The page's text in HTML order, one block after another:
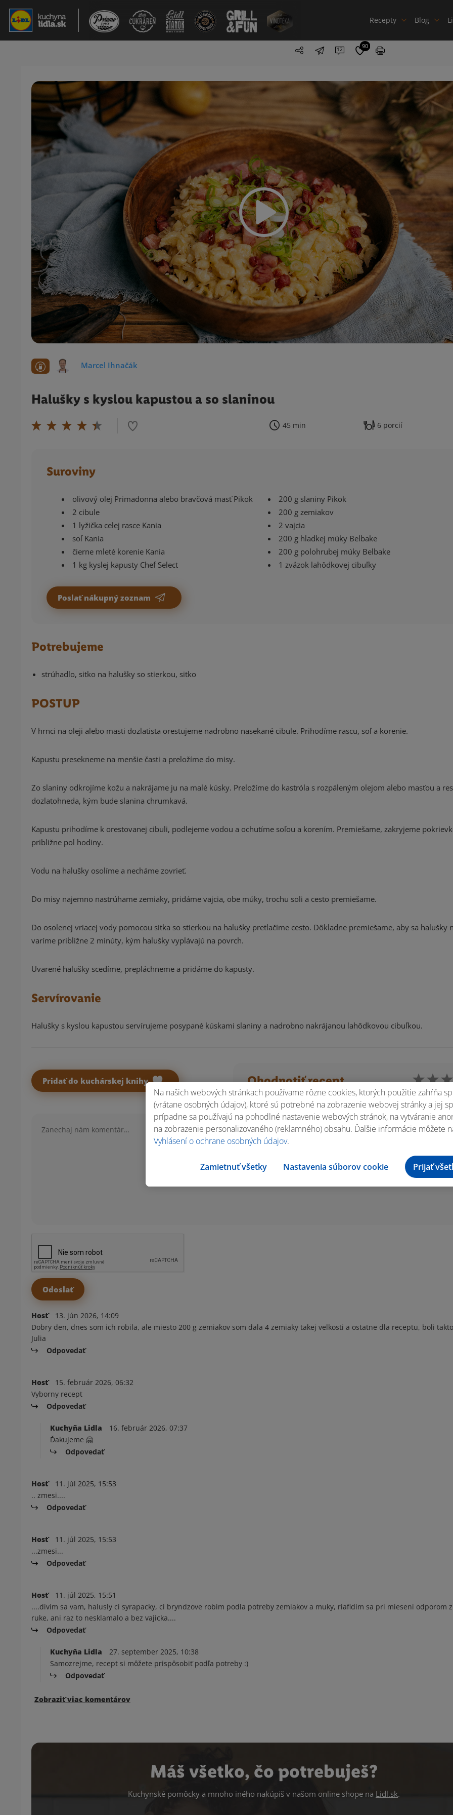
Recepty Blog
12 90
Marcel Ihnačák
Halušky s kyslou kapustou a so slaninou
45 min 6 porcií
Suroviny
olivový olej Primadonna alebo bravčová masť Pikok
2 cibule
1 lyžička celej rasce Kania
soľ Kania
čierne mleté korenie Kania
1 kg kyslej kapusty Chef Select
200 g slaniny Pikok
200 g zemiakov
2 vajcia
200 g hladkej múky Belbake
200 g polohrubej múky Belbake
1 zväzok lahôdkovej cibuľky
Poslať nákupný zoznam
Potrebujeme
strúhadlo, sitko na halušky so stierkou, sitko
POSTUP
V hrnci na oleji alebo masti dozlatista orestujeme nadrobno nasekané cibule. Prihodíme rascu, soľ a korenie.
Kapustu presekneme na menšie časti a preložíme do misy.
Zo slaniny odkrojíme kožu a nakrájame ju na malé kúsky. Preložíme do kastróla s rozpáleným olejom alebo masťou a
dozlatohneda, kým bude slanina chrumkavá.
Kapustu prihodíme k orestovanej cibuli, podlejeme vodou a ochutíme soľou a korením. Premiešame, zakryjeme
približne pol hodiny.
Vodu na halušky osolíme a necháme zovrieť.
Do misy najemno nastrúhame zemiaky, pridáme vajcia, obe múky, trochu soli a cesto premiešame.
Do osolenej vriacej vody pomocou sitka so stierkou na halušky pretlačíme cesto. Dôkladne premiešame, aby sa halušky
varíme približne 2 minúty, kým halušky vyplávajú na povrch.
Uvarené halušky scedíme, prepláchneme a pridáme do kapusty.
Servírovanie
Halušky s kyslou kapustou servírujeme posypané kúskami slaniny a nadrobno nakrájanou lahôdkovou cibuľkou.
Pridať do kuchárskej knihy Ohodnotiť recept
Hosť
13. jún 2026, 14:09
Dobry den, dnes som ich robila, ale miesto 200 g zemiakov som dala 4 zemiaky takej velkosti a ostatne dla receptu, boli
Julia
Odpovedať
Hosť
15. február 2026, 06:32
Vyborny recept
Odpovedať
Kuchyňa Lidla
16. február 2026, 07:37
Ďakujeme 🤗
Odpovedať
Hosť
11. júl 2025, 15:53
.. zmesi....
Odpovedať
Hosť
11. júl 2025, 15:53
...zmesi...
Odpovedať
Hosť
11. júl 2025, 15:51
....divim sa vam, halusly ci syrapacky, ci bryndzove robim podla potreby zemiakov a muky, riafldim sa pri mieseni odporom
ruke, ani raz to nesklamalo a bez vajicka....
Odpovedať
Kuchyňa Lidla
27. september 2025, 10:38
Samozrejme, recept si môžete prispôsobiť podľa potreby :)
Odpovedať
Zobraziť viac komentárov
Máš všetko, čo potrebuješ?
Kuchynské pomôcky a mnoho iného nakúpiš v našom online shope na Lidl.sk.
Na našich webových stránkach používame rôzne cookies, ktorých použitie zahŕňa
(vrátane osobných údajov), ktoré sú potrebné na zobrazenie webovej stránky a jej
prípadne sa používajú na pohodlné nastavenie webových stránok, na vytváranie
na zobrazenie personalizovaného (reklamného) obsahu. Ďalšie informácie môžete
Vyhlásení o ochrane osobných údajov.
Zamietnuť všetky Nastavenia súborov cookie Prijať